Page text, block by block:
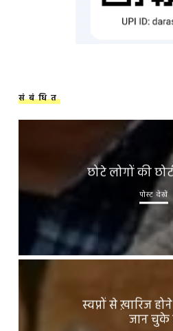
संबंधित
छोटे लोगों की
पोस्ट देखें
स्वप्नों से ख़ारिज
जान चुके